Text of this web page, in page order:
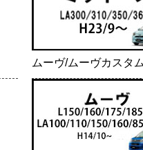
ムーヴ/ムーヴカスタ